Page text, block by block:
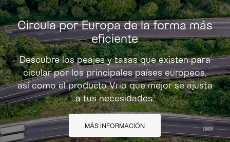
Circula por Europa de la forma más
eficiente
Descubre los peajes y tasas que existen para
cicular por los principales países europeos,
así como el producto Vrio que mejor se ajusta
a tus necesidades.
MÁS INFORMACIÓN